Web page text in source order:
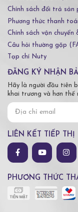
Chính sách đổi trả sản
Phương thức thanh
Chính sách vận chuyển
Câu hỏi thường gặp
Tạp chí Nuty
ĐĂNG KÝ NHẬN
Hãy là người đầu tiên
khai trương và hơn thế
LIÊN KẾT TIẾP THỊ
PHƯƠNG THỨC